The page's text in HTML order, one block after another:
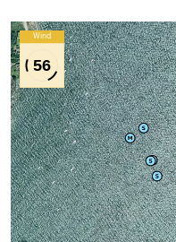
Wind
56